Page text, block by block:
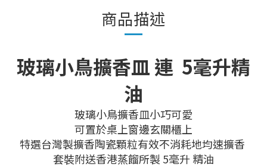
商品描述
玻璃小鳥擴香皿 連 5毫升精
油
玻璃小鳥擴香皿小巧可愛
可置於桌上窗邊玄關櫃上
特選台灣製擴香陶瓷顆粒有效不消耗地均速擴香
套裝附送香港蒸餾所製 5毫升 精油